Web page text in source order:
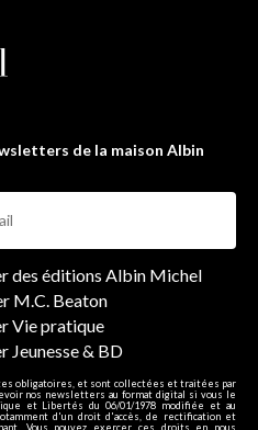
de la maison Albin
des éditions Albin Michel
M.C. Beaton
Vie pratique
Jeunesse & BD
obligatoires, et sont collectées et traitées par
nos newsletters au format digital si vous le
et Libertés du 06/01/1978 modifiée et au
d'un droit d'accès, de rectification et
Vous pouvez exercer ces droits en nous